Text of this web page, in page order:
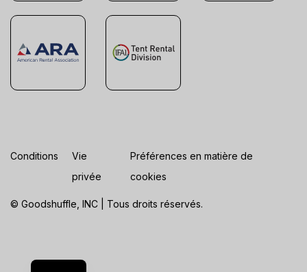
© Goodshuffle, INC | Tous droits réservés.
Conditions
Vie
privée
Préférences en matière de
cookies